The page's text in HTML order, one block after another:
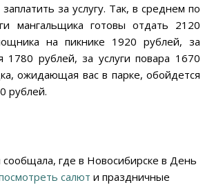
за услугу. Так, в среднем по
мангальщика готовы отдать 2120
на пикнике 1920 рублей, за
1780 рублей, за услуги повара 1670
ожидающая вас в парке, обойдется
рублей.
где в Новосибирске в День
салют и праздничные